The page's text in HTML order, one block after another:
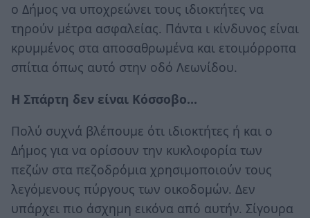
ο Δήμος να υποχρεώνει τους ιδιοκτήτες να
τηρούν μέτρα ασφαλείας. Πάντα ι κίνδυνος είναι
κρυμμένος στα αποσαθρωμένα και ετοιμόρροπα
σπίτια όπως αυτό στην οδό Λεωνίδου.
Η Σπάρτη δεν είναι Κόσσοβο…
Πολύ συχνά βλέπουμε ότι ιδιοκτήτες ή και ο
Δήμος για να ορίσουν την κυκλοφορία των
πεζών στα πεζοδρόμια χρησιμοποιούν τους
λεγόμενους πύργους των οικοδομών. Δεν
υπάρχει πιο άσχημη εικόνα από αυτήν. Σίγουρα